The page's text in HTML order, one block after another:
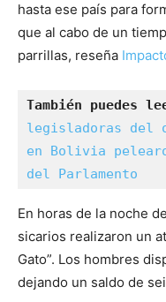
hasta ese país para
que al cabo de un
parrillas, reseña
También puedes
legisladoras del
en Bolivia
del Parlamento
En horas de la noche
sicarios realizaron un
Gato”. Los hombres
dejando un saldo de